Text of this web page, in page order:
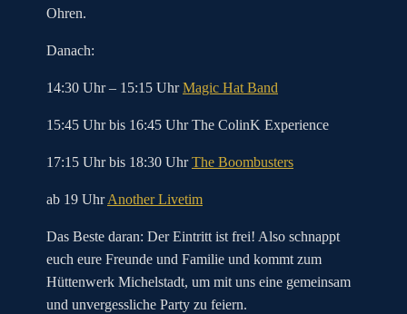
Ohren.
Danach:
14:30 Uhr – 15:15 UhrMagic Hat Band
15:45 Uhr bis 16:45 Uhr The ColinK Experience
17:15 Uhr bis 18:30 UhrThe Boombusters
ab 19 UhrAnother Livetim
Das Beste daran: Der Eintritt ist frei! Also schnappt
euch eure Freunde und Familie und kommt zum
Hüttenwerk Michelstadt, um mit uns eine gemeinsam
und unvergessliche Party zu feiern.